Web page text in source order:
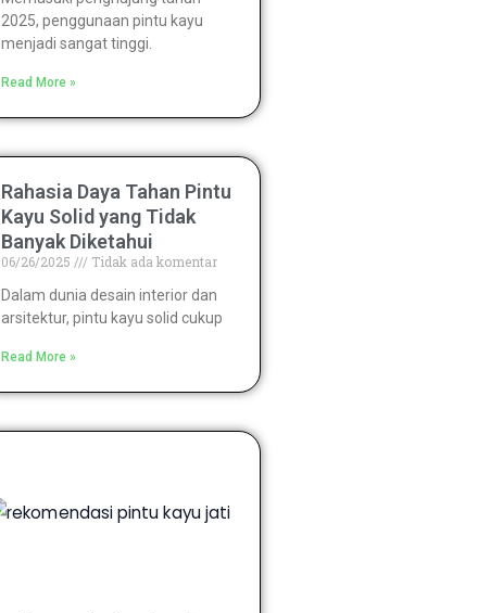
2025, penggunaan pintu kayu
menjadi sangat tinggi.
Read More »
Rahasia Daya Tahan Pintu
Kayu Solid yang Tidak
Banyak Diketahui
06/26/2025
Tidak ada komentar
Dalam dunia desain interior dan
arsitektur, pintu kayu solid cukup
Read More »